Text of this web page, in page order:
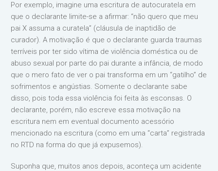
Por exemplo, imagine uma escritura de autocuratela em
que o declarante limite-se a afirmar: “não quero que meu
pai X assuma a curatela” (cláusula de inaptidão de
curador). A motivação é que o declarante guarda traumas
terríveis por ter sido vítima de violência doméstica ou de
abuso sexual por parte do pai durante a infância, de modo
que o mero fato de ver o pai transforma em um “gatilho” de
sofrimentos e angústias. Somente o declarante sabe
disso, pois toda essa violência foi feita às esconsas. O
declarante, porém, não escreve essa motivação na
escritura nem em eventual documento acessório
mencionado na escritura (como em uma “carta” registrada
no RTD na forma do que já expusemos).
Suponha que, muitos anos depois, aconteça um acidente